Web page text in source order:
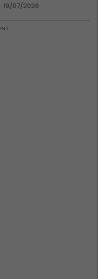
19/07/2026